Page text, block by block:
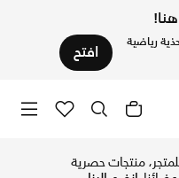
رياضية افتح
منتجات حصرية